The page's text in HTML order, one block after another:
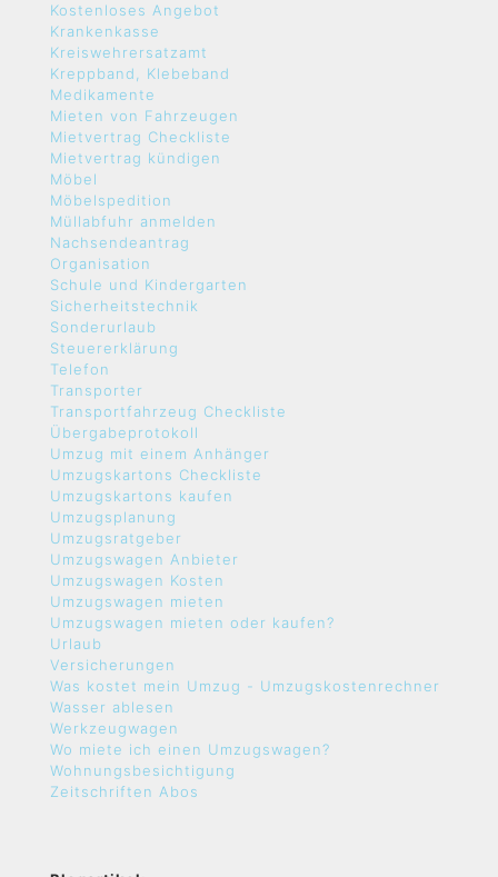
Kostenloses Angebot
Krankenkasse
Kreiswehrersatzamt
Kreppband, Klebeband
Medikamente
Mieten von Fahrzeugen
Mietvertrag Checkliste
Mietvertrag kündigen
Möbel
Möbelspedition
Müllabfuhr anmelden
Nachsendeantrag
Organisation
Schule und Kindergarten
Sicherheitstechnik
Sonderurlaub
Steuererklärung
Telefon
Transporter
Transportfahrzeug Checkliste
Übergabeprotokoll
Umzug mit einem Anhänger
Umzugskartons Checkliste
Umzugskartons kaufen
Umzugsplanung
Umzugsratgeber
Umzugswagen Anbieter
Umzugswagen Kosten
Umzugswagen mieten
Umzugswagen mieten oder kaufen?
Urlaub
Versicherungen
Was kostet mein Umzug - Umzugskostenrechner
Wasser ablesen
Werkzeugwagen
Wo miete ich einen Umzugswagen?
Wohnungsbesichtigung
Zeitschriften Abos